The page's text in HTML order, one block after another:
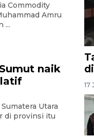
Commodity
Amru
...
naik
Utara
di provinsi itu
17